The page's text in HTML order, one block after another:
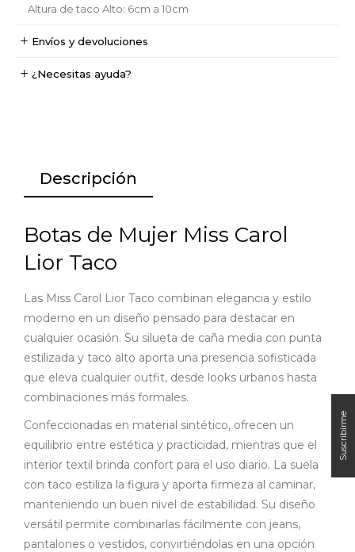
Altura de taco Alto: 6cm a 10cm
Envíos y devoluciones
¿Necesitas ayuda?
Descripción
Botas de Mujer Miss Carol
Lior Taco
Las Miss Carol Lior Taco combinan elegancia y estilo
moderno en un diseño pensado para destacar en
cualquier ocasión. Su silueta de caña media con punta
estilizada y taco alto aporta una presencia sofisticada
que eleva cualquier outfit, desde looks urbanos hasta
combinaciones más formales.
Confeccionadas en material sintético, ofrecen un
equilibrio entre estética y practicidad, mientras que el
interior textil brinda confort para el uso diario. La suela
con taco estiliza la figura y aporta firmeza al caminar,
manteniendo un buen nivel de estabilidad. Su diseño
versátil permite combinarlas fácilmente con jeans,
pantalones o vestidos, convirtiéndolas en una opción